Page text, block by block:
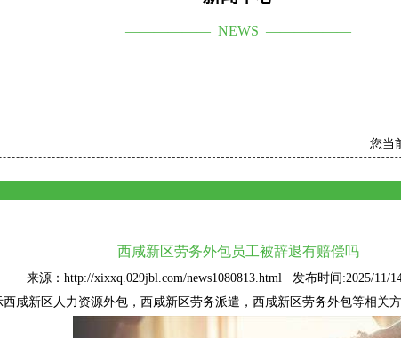
—————— NEWS ——————
您当
西咸新区劳务外包员工被辞退有赔偿吗
来源：http://xixxq.029jbl.com/news1080813.html 发布时间:2025/11/
西咸新区人力资源外包 ，西咸新区劳务派遣，西咸新区劳务外包等相关